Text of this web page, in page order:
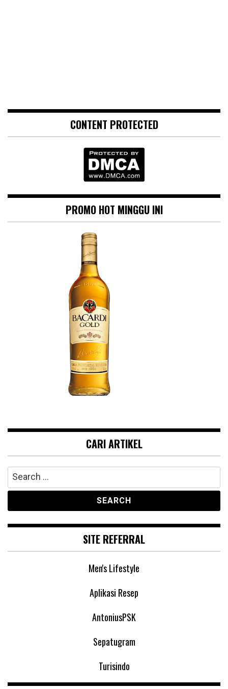
CONTENT PROTECTED
PROMO HOT MINGGU INI
CARI ARTIKEL
Search
for:
SITE REFERRAL
Men's Lifestyle
Aplikasi Resep
AntoniusPSK
Sepatugram
Turisindo